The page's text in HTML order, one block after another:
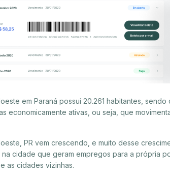
em Paraná possui 20.261 habitantes,
economicamente ativas, ou seja, que
PR vem crescendo, e muito desse
cidade que geram empregos para a própria
as cidades vizinhas.